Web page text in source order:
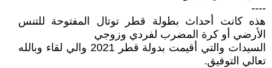
----
هذه كانت أحداث بطولة قطر توتال المفتوحة للتنس
الأرضي أو كرة المضرب لفردي وزوجي
السيدات والتي أقيمت بدولة قطر 2021 والي لقاء وبالله
تعالي التوفيق.